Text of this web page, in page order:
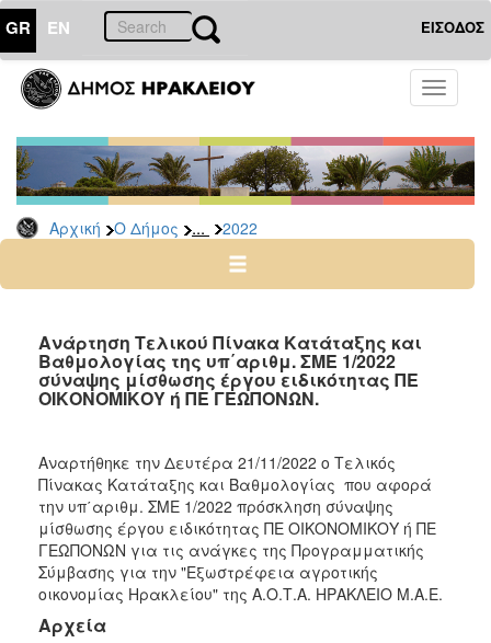
GR EN ΕΙΣΟΔΟΣ
Toggle
Αρχική Ο Δήμος ... 2022
ΔΗΜΟΣ
Προσλήψεις
Αρχείο
2026
2025
2022
2020
2019
2017
2016
2015
2013
Ανάρτηση Τελικού Πίνακα Κατάταξης και
Βαθμολογίας της υπ΄αριθμ. ΣΜΕ 1/2022
σύναψης μίσθωσης έργου ειδικότητας ΠΕ
ΟΙΚΟΝΟΜΙΚΟΥ ή ΠΕ ΓΕΩΠΟΝΩΝ.
Αναρτήθηκε την Δευτέρα 21/11/2022 ο Τελικός
Πίνακας Κατάταξης και Βαθμολογίας που αφορά
την υπ΄αριθμ. ΣΜΕ 1/2022 πρόσκληση σύναψης
μίσθωσης έργου ειδικότητας ΠΕ ΟΙΚΟΝΟΜΙΚΟΥ ή ΠΕ
ΓΕΩΠΟΝΩΝ για τις ανάγκες της Προγραμματικής
Σύμβασης για την "Εξωστρέφεια αγροτικής
οικονομίας Ηρακλείου" της Α.Ο.Τ.Α. ΗΡΑΚΛΕΙΟ Μ.Α.Ε.
Αρχεία